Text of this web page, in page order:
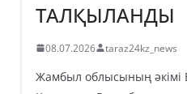
ТАЛҚЫЛАНДЫ
08.07.2026 taraz24kz_news
Жамбыл облысының әкімі